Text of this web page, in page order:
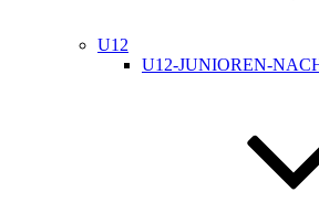
U12
U12-JUNIOREN-